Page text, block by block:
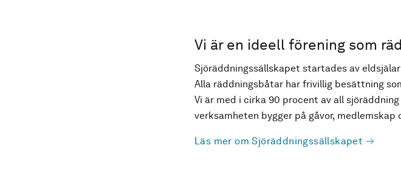
Vi är en ideell förening som
Sjöräddningssällskapet startades av
Alla räddningsbåtar har frivillig besättning
Vi är med i cirka 90 procent av all
verksamheten bygger på gåvor, medlemskap
Läs mer om Sjöräddningssällskapet